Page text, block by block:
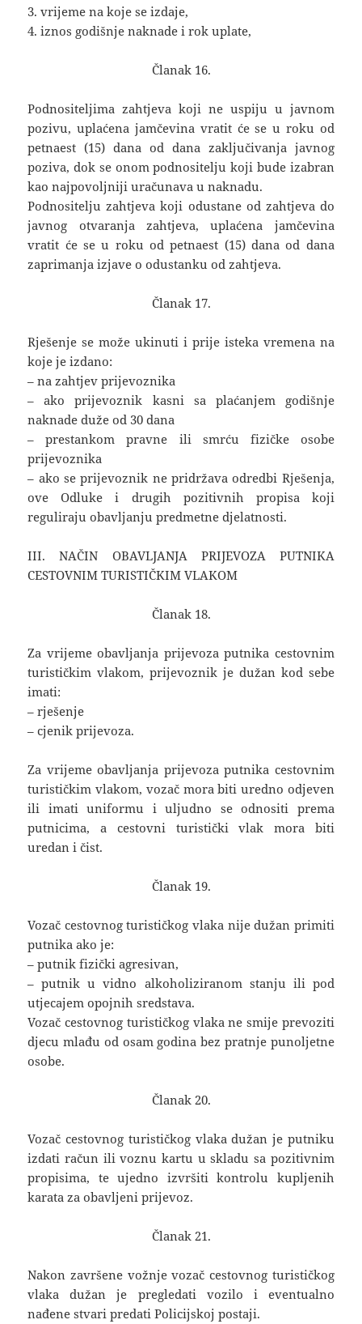
3. vrijeme na koje se izdaje,
4. iznos godišnje naknade i rok uplate,
Članak 16.
Podnositeljima zahtjeva koji ne uspiju u javnom
pozivu, uplaćena jamčevina vratit će se u roku od
petnaest (15) dana od dana zaključivanja javnog
poziva, dok se onom podnositelju koji bude izabran
kao najpovoljniji uračunava u naknadu.
Podnositelju zahtjeva koji odustane od zahtjeva do
javnog otvaranja zahtjeva, uplaćena jamčevina
vratit će se u roku od petnaest (15) dana od dana
zaprimanja izjave o odustanku od zahtjeva.
Članak 17.
Rješenje se može ukinuti i prije isteka vremena na
koje je izdano:
– na zahtjev prijevoznika
– ako prijevoznik kasni sa plaćanjem godišnje
naknade duže od 30 dana
– prestankom pravne ili smrću fizičke osobe
prijevoznika
– ako se prijevoznik ne pridržava odredbi Rješenja,
ove Odluke i drugih pozitivnih propisa koji
reguliraju obavljanju predmetne djelatnosti.
III. NAČIN OBAVLJANJA PRIJEVOZA PUTNIKA
CESTOVNIM TURISTIČKIM VLAKOM
Članak 18.
Za vrijeme obavljanja prijevoza putnika cestovnim
turističkim vlakom, prijevoznik je dužan kod sebe
imati:
– rješenje
– cjenik prijevoza.
Za vrijeme obavljanja prijevoza putnika cestovnim
turističkim vlakom, vozač mora biti uredno odjeven
ili imati uniformu i uljudno se odnositi prema
putnicima, a cestovni turistički vlak mora biti
uredan i čist.
Članak 19.
Vozač cestovnog turističkog vlaka nije dužan primiti
putnika ako je:
– putnik fizički agresivan,
– putnik u vidno alkoholiziranom stanju ili pod
utjecajem opojnih sredstava.
Vozač cestovnog turističkog vlaka ne smije prevoziti
djecu mlađu od osam godina bez pratnje punoljetne
osobe.
Članak 20.
Vozač cestovnog turističkog vlaka dužan je putniku
izdati račun ili voznu kartu u skladu sa pozitivnim
propisima, te ujedno izvršiti kontrolu kupljenih
karata za obavljeni prijevoz.
Članak 21.
Nakon završene vožnje vozač cestovnog turističkog
vlaka dužan je pregledati vozilo i eventualno
nađene stvari predati Policijskoj postaji.